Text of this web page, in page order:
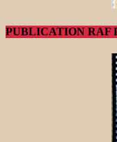
PUBLICATION RAF